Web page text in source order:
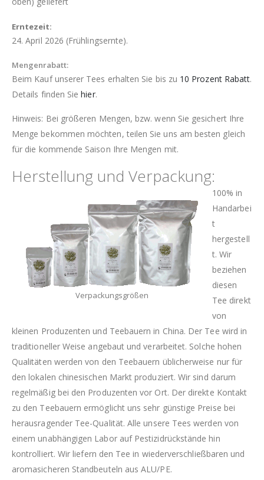
Erntezeit:
24. April 2026 (Frühlingsernte).
Mengenrabatt:
Beim Kauf unserer Tees erhalten Sie bis zu 10 Prozent Rabatt.
Details finden Siehier.
Hinweis: Bei größeren Mengen, bzw. wenn Sie gesichert Ihre
Menge bekommen möchten, teilen Sie uns am besten gleich
für die kommende Saison Ihre Mengen mit.
Herstellung und Verpackung:
Verpackungsgrößen
100% in
Handarbei
t
hergestell
t. Wir
beziehen
diesen
Tee direkt
von
kleinen Produzenten und Teebauern in China. Der Tee wird in
traditioneller Weise angebaut und verarbeitet. Solche hohen
Qualitäten werden von den Teebauern üblicherweise nur für
den lokalen chinesischen Markt produziert. Wir sind darum
regelmäßig bei den Produzenten vor Ort. Der direkte Kontakt
zu den Teebauern ermöglicht uns sehr günstige Preise bei
herausragender Tee-Qualität. Alle unsere Tees werden von
einem unabhängigen Labor auf Pestizidrückstände hin
kontrolliert. Wir liefern den Tee in wiederverschließbaren und
aromasicheren Standbeuteln aus ALU/PE.